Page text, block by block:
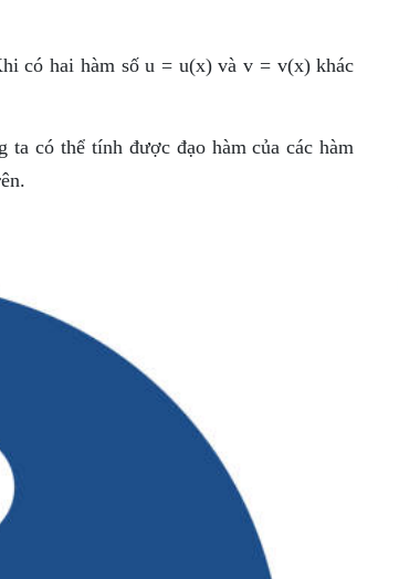
có hai hàm số u = u(x) và v = v(x) khác
ta có thể tính được đạo hàm của các hàm